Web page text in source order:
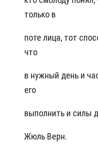
только в
поте лица, тот
что
в нужный день и
его
выполнить и силы
Жюль Верн.